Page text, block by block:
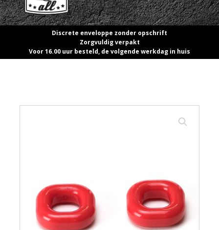
Discrete enveloppe zonder opschrift
Zorgvuldig verpakt
Voor 16.00 uur besteld, de volgende werkdag in huis